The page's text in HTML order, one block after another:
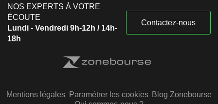
NOS EXPERTS À VOTRE
ÉCOUTE
Lundi - Vendredi 9h-12h / 14h-
18h
Contactez-nous
Mentions légales Paramétrer les cookies Blog Zonebourse